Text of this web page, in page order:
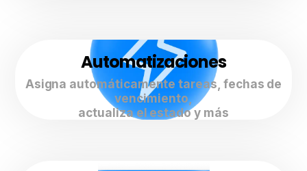
Automatizaciones
Asigna automáticamente tareas, fechas de
vencimiento,
actualiza el estado y más